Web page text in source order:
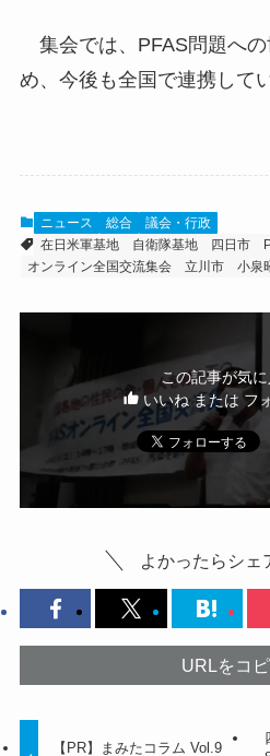
集会では、PFAS問題へ
め、今後も全国で連携して
ニュース 総合
議会・行政
在日米軍基地
自衛隊基地 四日市
オンライン全国交流集会
立川市 小泉
この記事が気
いいね または フ
よかったらシェ
URLをコ
【PR】まみたコラム Vol.9